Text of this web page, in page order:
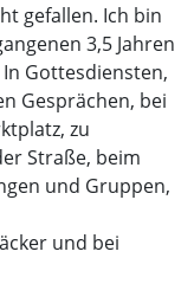
gefallen. Ich bin
3,5 Jahren
Gottesdiensten,
Gesprächen, bei
zu
Straße, beim
und Gruppen,
und bei